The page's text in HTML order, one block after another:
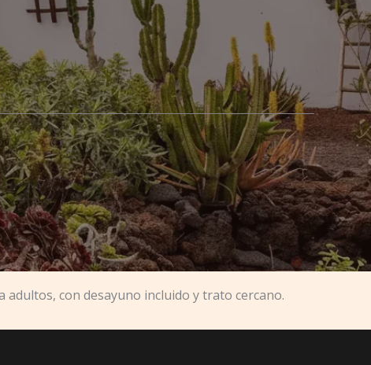
adultos, con desayuno incluido y trato cercano.